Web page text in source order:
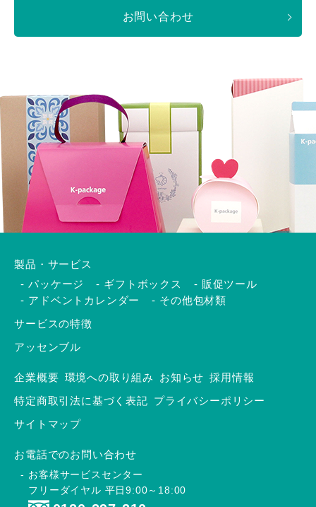
お問い合わせ
製品・サービス
パッケージ
ギフトボックス
販促ツール
アドベントカレンダー
その他包材類
サービスの特徴
アッセンブル
企業概要 環境への取り組み お知らせ 採用情報
特定商取引法に基づく表記 プライバシーポリシー
サイトマップ
お電話でのお問い合わせ
お客様サービスセンター
フリーダイヤル 平日9:00～18:00